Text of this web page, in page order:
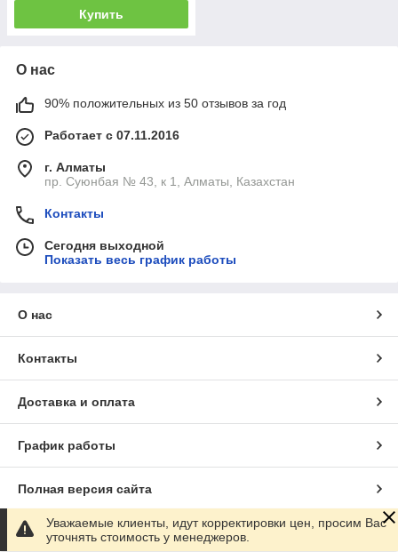
Купить
О нас
90% положительных из 50 отзывов за год
Работает с 07.11.2016
г. Алматы
пр. Суюнбая № 43, к 1, Алматы, Казахстан
Контакты
Сегодня выходной
Показать весь график работы
О нас
Контакты
Доставка и оплата
График работы
Полная версия сайта
Сайт создан на маркетплейсеSatu.kz
Уважаемые клиенты, идут корректировки цен, просим Вас
уточнять стоимость у менеджеров.